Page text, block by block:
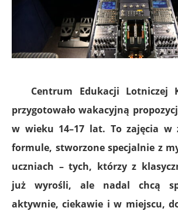
Centrum Edukacji Lotniczej
przygotowało wakacyjną
w wieku 14–17 lat. To zajęcia w
formule, stworzone specjalnie z
uczniach – tych, którzy z
już wyrośli, ale nadal chcą
aktywnie, ciekawie i w miejscu,